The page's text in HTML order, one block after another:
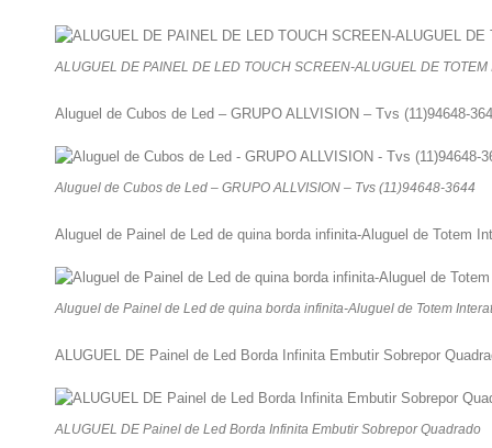
ALUGUEL DE PAINEL DE LED TOUCH SCREEN-ALUGUEL DE TOTEM
Aluguel de Cubos de Led – GRUPO ALLVISION – Tvs (11)94648-
Aluguel de Cubos de Led – GRUPO ALLVISION – Tvs (11)94648-3644
Aluguel de Painel de Led de quina borda infinita-Aluguel de Totem
Aluguel de Painel de Led de quina borda infinita-Aluguel de Totem
ALUGUEL DE Painel de Led Borda Infinita Embutir Sobrepor
ALUGUEL DE Painel de Led Borda Infinita Embutir Sobrepor Quadrado